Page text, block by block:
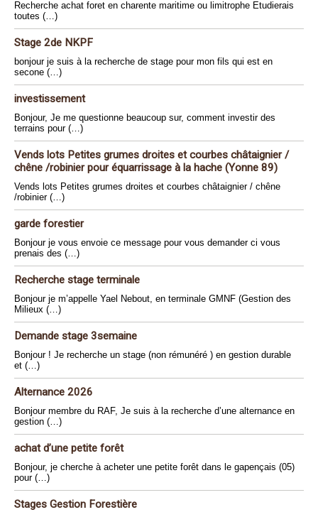
Recherche achat foret en charente maritime ou limitrophe Etudierais
toutes (…)
Stage 2de NKPF
bonjour je suis à la recherche de stage pour mon fils qui est en
secone (…)
investissement
Bonjour, Je me questionne beaucoup sur, comment investir des
terrains pour (…)
Vends lots Petites grumes droites et courbes châtaignier /
chêne /robinier pour équarrissage à la hache (Yonne 89)
Vends lots Petites grumes droites et courbes châtaignier / chêne
/robinier (…)
garde forestier
Bonjour je vous envoie ce message pour vous demander ci vous
prenais des (…)
Recherche stage terminale
Bonjour je m’appelle Yael Nebout, en terminale GMNF (Gestion des
Milieux (…)
Demande stage 3semaine
Bonjour ! Je recherche un stage (non rémunéré ) en gestion durable
et (…)
Alternance 2026
Bonjour membre du RAF, Je suis à la recherche d’une alternance en
gestion (…)
achat d’une petite forêt
Bonjour, je cherche à acheter une petite forêt dans le gapençais (05)
pour (…)
Stages Gestion Forestière